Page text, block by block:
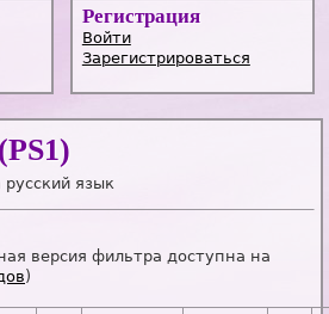
Регистрация
Войти
Зарегистрироваться
русский язык
версия фильтра доступна на
)